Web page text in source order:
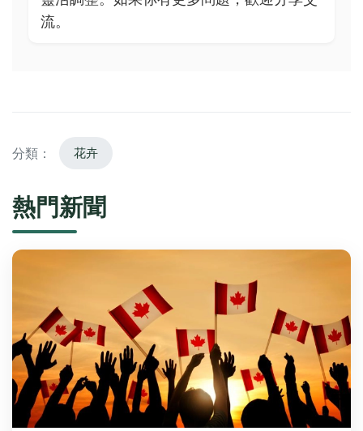
流。
分類： 花卉
熱門新聞